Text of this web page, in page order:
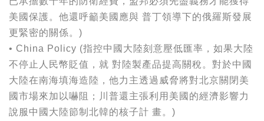
美國保護。他還呼籲美國應與 普丁領導下的俄羅斯發展
更緊密的關係。)
• China Policy (指控中國大陸刻意壓低匯率，如果大陸
不停止人民幣貶值，就 對陸製產品提高關稅。對於中國
大陸在南海填海造陸，他力主透過威脅將對北京關閉美
國市場來加以嚇阻；川普還主張利用美國的經濟影響力
說服中國大陸節制北韓的核子計 畫。)